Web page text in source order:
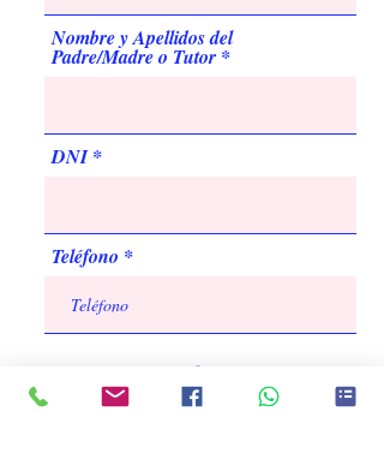
Nombre y Apellidos del
Padre/Madre o Tutor
DNI
Teléfono